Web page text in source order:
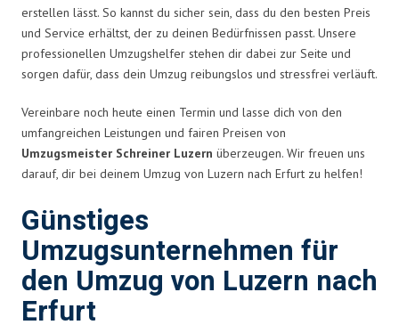
erstellen lässt. So kannst du sicher sein, dass du den besten Preis
und Service erhältst, der zu deinen Bedürfnissen passt. Unsere
professionellen Umzugshelfer stehen dir dabei zur Seite und
sorgen dafür, dass dein Umzug reibungslos und stressfrei verläuft.
Vereinbare noch heute einen Termin und lasse dich von den
umfangreichen Leistungen und fairen Preisen von
Umzugsmeister Schreiner Luzern überzeugen. Wir freuen uns
darauf, dir bei deinem Umzug von Luzern nach Erfurt zu helfen!
Günstiges
Umzugsunternehmen für
den Umzug von Luzern nach
Erfurt